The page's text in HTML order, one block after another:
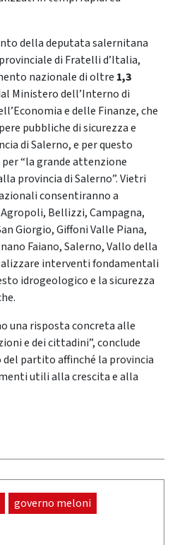
della deputata salernitana
di Fratelli d’Italia,
nazionale di oltre 1,3
Ministero dell’Interno di
e delle Finanze, che
pubbliche di sicurezza e
di Salerno, e per questo
“la grande attenzione
provincia di Salerno”. Vietri
consentiranno a
Bellizzi, Campagna,
Giorgio, Giffoni Valle Piana,
Faiano, Salerno, Vallo della
interventi fondamentali
idrogeologico e la sicurezza
una risposta concreta alle
e dei cittadini”, conclude
partito affinché la provincia
utili alla crescita e alla
governo meloni